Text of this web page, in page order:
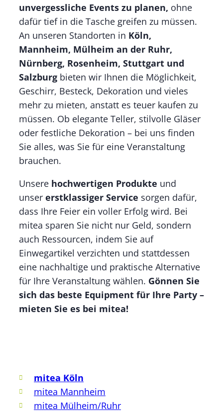
unvergessliche Events zu planen, ohne
dafür tief in die Tasche greifen zu müssen.
An unseren Standorten in Köln,
Mannheim, Mülheim an der Ruhr,
Nürnberg, Rosenheim, Stuttgart und
Salzburg bieten wir Ihnen die Möglichkeit,
Geschirr, Besteck, Dekoration und vieles
mehr zu mieten, anstatt es teuer kaufen zu
müssen. Ob elegante Teller, stilvolle Gläser
oder festliche Dekoration – bei uns finden
Sie alles, was Sie für eine Veranstaltung
brauchen.
Unsere hochwertigen Produkte und
unser erstklassiger Service sorgen dafür,
dass Ihre Feier ein voller Erfolg wird. Bei
mitea sparen Sie nicht nur Geld, sondern
auch Ressourcen, indem Sie auf
Einwegartikel verzichten und stattdessen
eine nachhaltige und praktische Alternative
für Ihre Veranstaltung wählen. Gönnen Sie
sich das beste Equipment für Ihre Party –
mieten Sie es bei mitea!
mitea Köln
mitea Mannheim
mitea Mülheim/Ruhr